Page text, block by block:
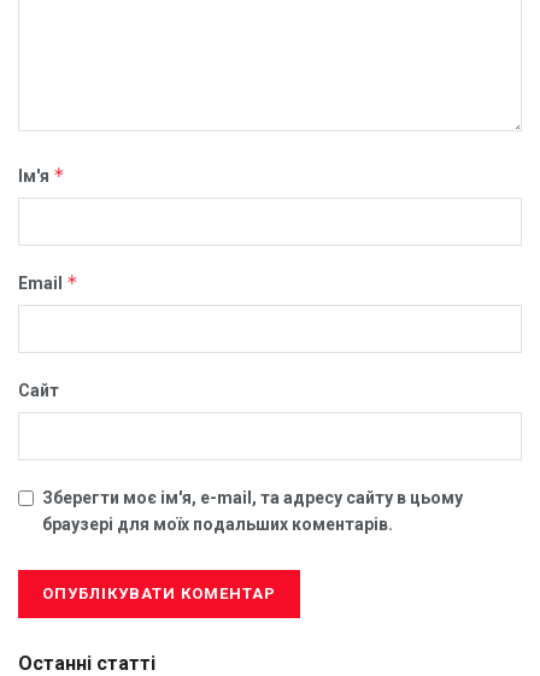
Ім'я *
Email *
Сайт
Зберегти моє ім'я, e-mail, та адресу сайту в цьому
браузері для моїх подальших коментарів.
Останні статті